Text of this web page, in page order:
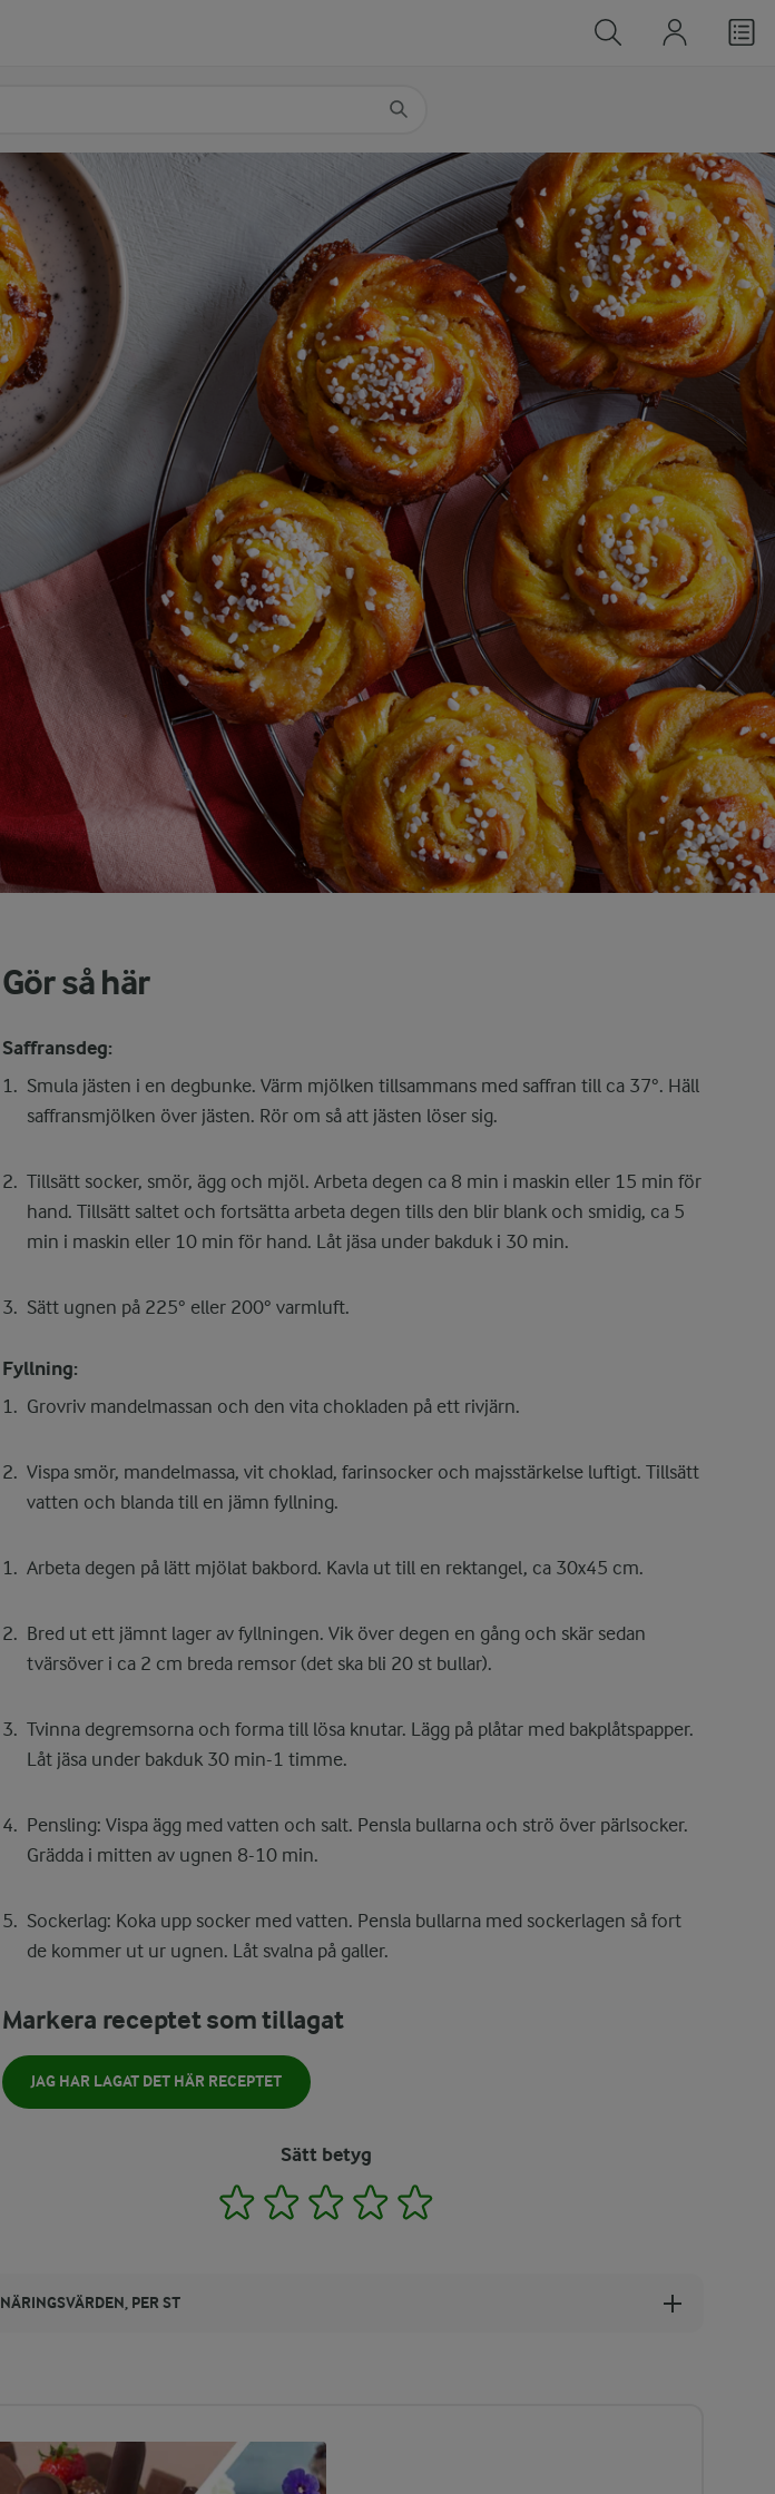
Gör så här
Saffransdeg:
Smula jästen i en degbunke. Värm mjölken tillsammans med saffran till ca 37°. Häll
saffransmjölken över jästen. Rör om så att jästen löser sig.
Tillsätt socker, smör, ägg och mjöl. Arbeta degen ca 8 min i maskin eller 15 min för
hand. Tillsätt saltet och fortsätta arbeta degen tills den blir blank och smidig, ca 5
min i maskin eller 10 min för hand. Låt jäsa under bakduk i 30 min.
Sätt ugnen på 225° eller 200° varmluft.
Fyllning:
Grovriv mandelmassan och den vita chokladen på ett rivjärn.
Vispa smör, mandelmassa, vit choklad, farinsocker och majsstärkelse luftigt. Tillsätt
vatten och blanda till en jämn fyllning.
Arbeta degen på lätt mjölat bakbord. Kavla ut till en rektangel, ca 30x45 cm.
Bred ut ett jämnt lager av fyllningen. Vik över degen en gång och skär sedan
tvärsöver i ca 2 cm breda remsor (det ska bli 20 st bullar).
Tvinna degremsorna och forma till lösa knutar. Lägg på plåtar med bakplåtspapper.
Låt jäsa under bakduk 30 min-1 timme.
Pensling: Vispa ägg med vatten och salt. Pensla bullarna och strö över pärlsocker.
Grädda i mitten av ugnen 8-10 min.
Sockerlag: Koka upp socker med vatten. Pensla bullarna med sockerlagen så fort
de kommer ut ur ugnen. Låt svalna på galler.
Markera receptet som tillagat
JAG HAR LAGAT DET HÄR RECEPTET
Sätt betyg
1 2 3 4
NÄRINGSVÄRDEN, PER ST
ENERGIDISTRIBUTION %
NÄRINGSVÄRDEN PER ST